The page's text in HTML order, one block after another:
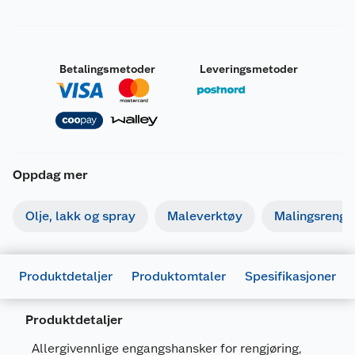
Betalingsmetoder Leveringsmetoder
Oppdag mer
Olje, lakk og spray Maleverktøy
Produktdetaljer Produktomtaler Spesifikasjoner
Produktdetaljer
Allergivennlige engangshansker for rengjøring,